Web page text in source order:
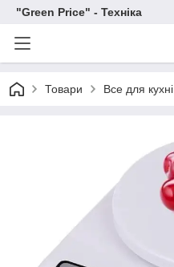
"Green Price" - Техніка
Товари Все для кухні